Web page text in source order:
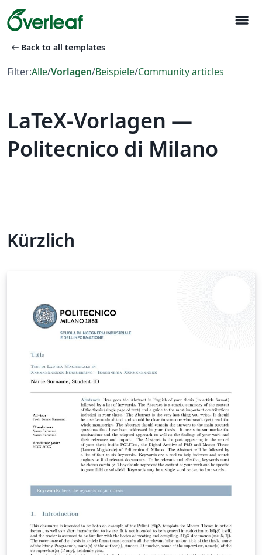
menu
arrow_left_alt Back to all templates
Filter:Alle/Vorlagen/Beispiele/Community articles
LaTeX-Vorlagen —
Politecnico di Milano
Kürzlich